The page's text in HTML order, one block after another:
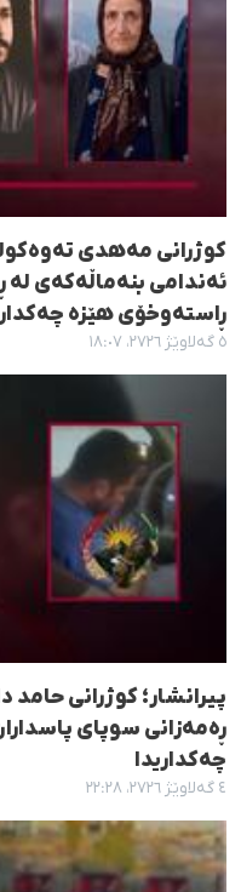
کوژرانی مەهدی
ئەندامی بنەماڵەکەی لە
ڕاستەوخۆی هێزە
٥ گەلاوێژ ٢٧٢٦، ١٨:٠٧
پیرانشار؛ کوژرانی حامد
ڕەمەزانی سوپای
چەکداریدا
٤ گەلاوێژ ٢٧٢٦، ٢٢:٢٨